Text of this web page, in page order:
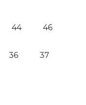
44 46
36 37